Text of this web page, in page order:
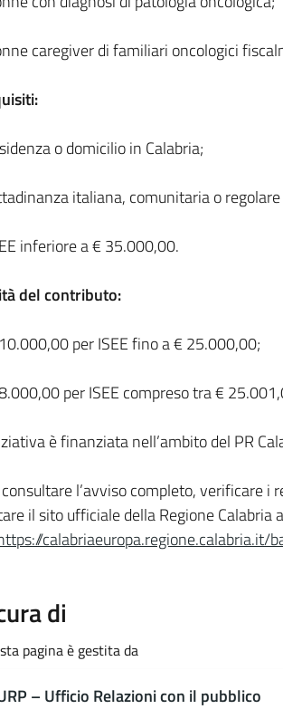
caregiver di familiari oncologici
o domicilio in Calabria;
italiana, comunitaria o
inferiore a € 35.000,00.
del contributo:
per ISEE fino a € 25.000,00;
per ISEE compreso tra €
è finanziata nell’ambito del PR
l’avviso completo, verificare
il sito ufficiale della Regione Calabria
di
pagina è gestita da
– Ufficio Relazioni con il pubblico